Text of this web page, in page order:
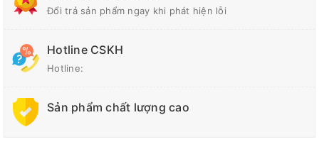
Đổi trả sản phẩm ngay khi phát hiện lỗi
Hotline CSKH
Hotline:
Sản phẩm chất lượng cao